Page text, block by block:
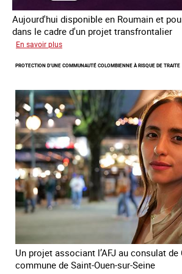
Aujourd'hui disponible en Roumain et
dans le cadre d'un projet transfrontalier
En savoir plus
module
formation
en
ligne
sur
traite
et
le
conflit
en
PROTECTION D’UNE COMMUNAUTÉ COLOMBIENNE À RISQUE DE TRAITE
Un projet associant l’AFJ au consulat
commune de Saint-Ouen-sur-Seine